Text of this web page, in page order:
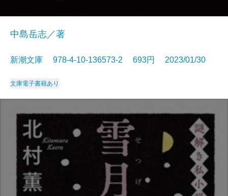
中島岳志／著
新潮文庫 978-4-10-136573-2 693円 2023/01/30
文庫電子書籍あり